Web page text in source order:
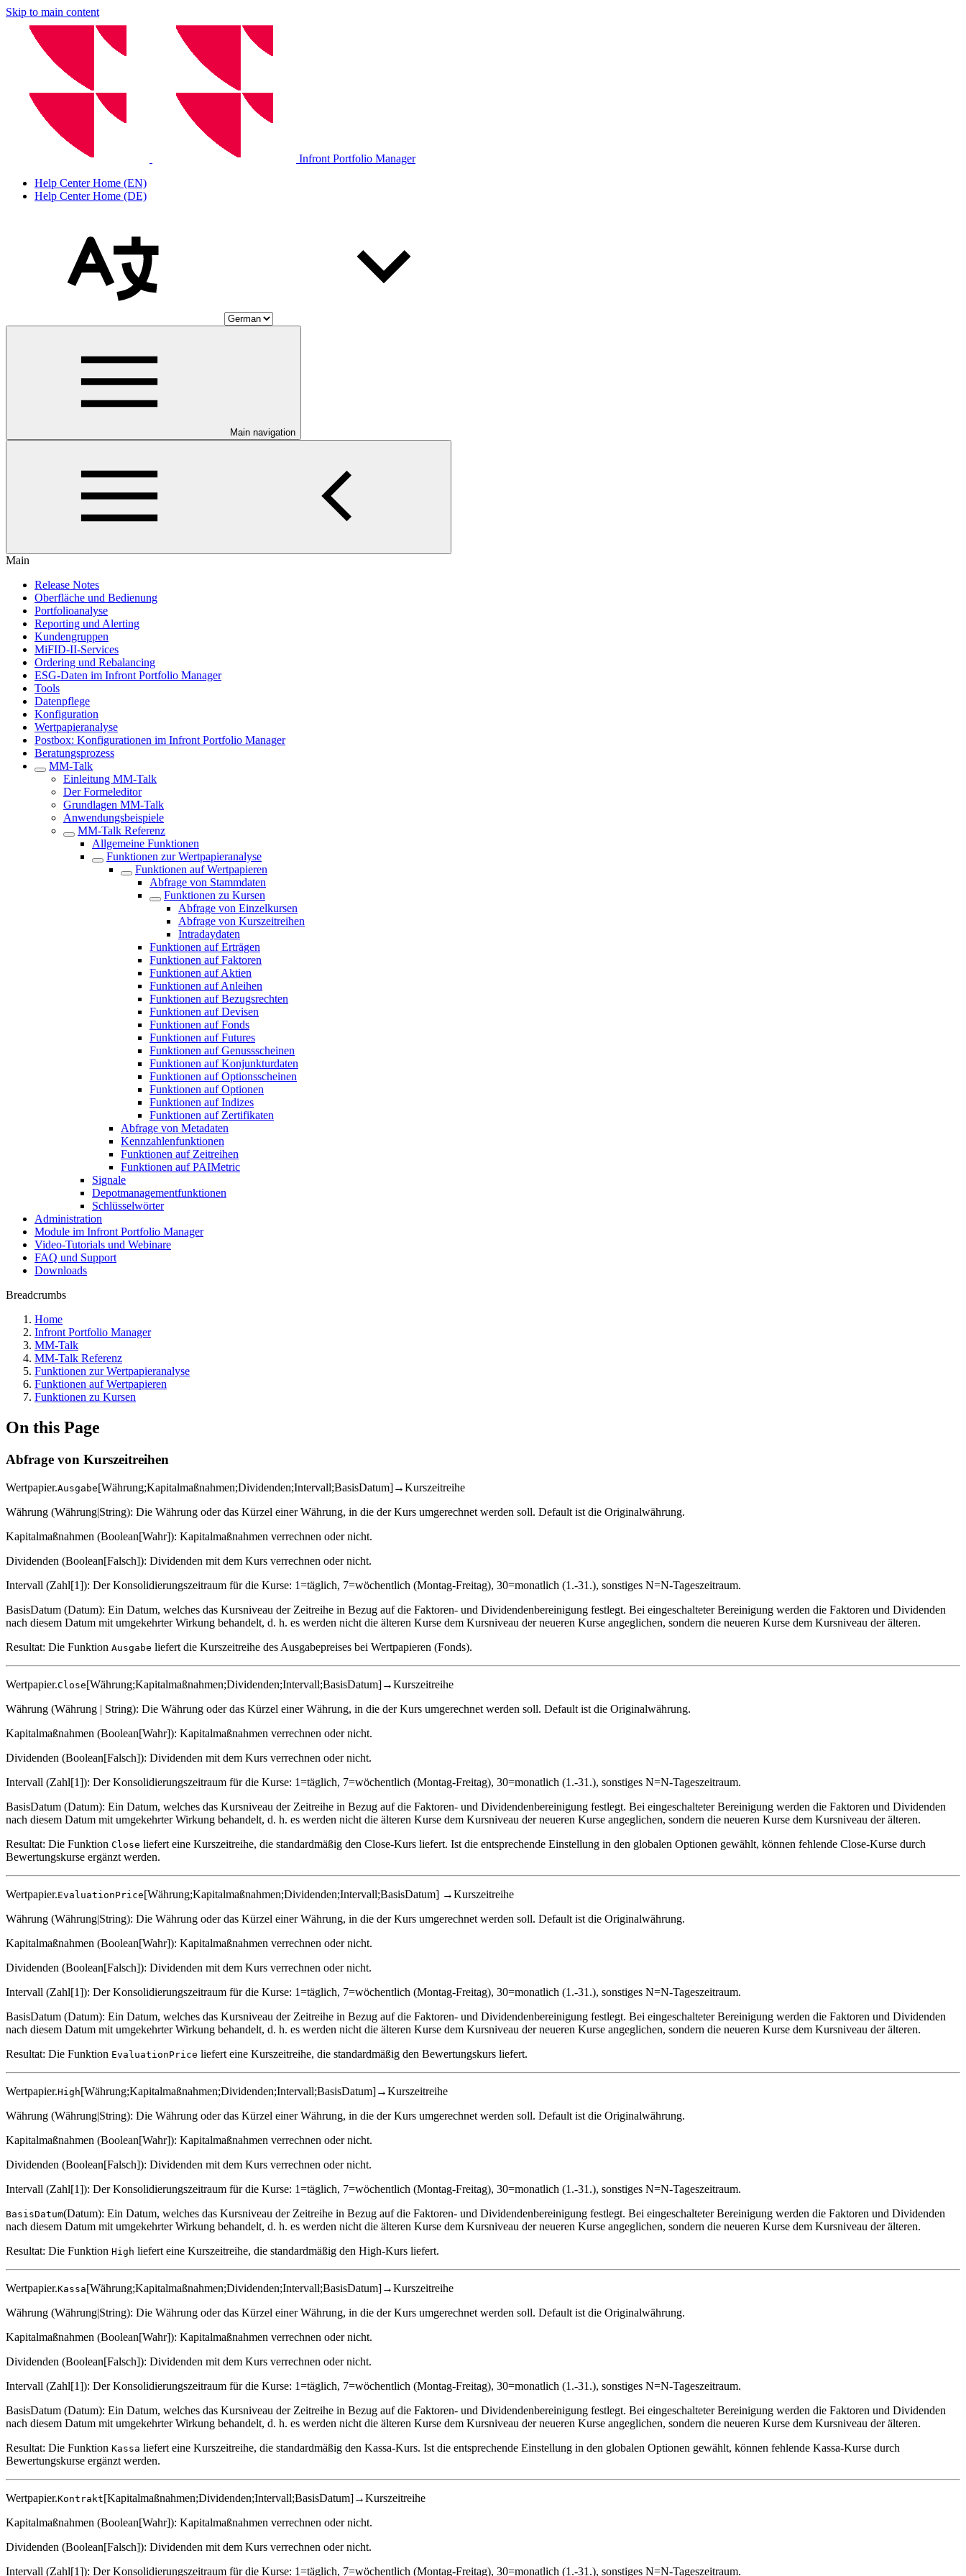
Skip to main content
Infront Portfolio Manager
Help Center Home (EN)
Help Center Home (DE)
Main navigation
Main
Release Notes
Oberfläche und Bedienung
Portfolioanalyse
Reporting und Alerting
Kundengruppen
MiFID-II-Services
Ordering und Rebalancing
ESG-Daten im Infront Portfolio Manager
Tools
Datenpflege
Konfiguration
Wertpapieranalyse
Postbox: Konfigurationen im Infront Portfolio Manager
Beratungsprozess
MM-Talk
Einleitung MM-Talk
Der Formeleditor
Grundlagen MM-Talk
Anwendungsbeispiele
MM-Talk Referenz
Allgemeine Funktionen
Funktionen zur Wertpapieranalyse
Funktionen auf Wertpapieren
Abfrage von Stammdaten
Funktionen zu Kursen
Abfrage von Einzelkursen
Abfrage von Kurszeitreihen
Intradaydaten
Funktionen auf Erträgen
Funktionen auf Faktoren
Funktionen auf Aktien
Funktionen auf Anleihen
Funktionen auf Bezugsrechten
Funktionen auf Devisen
Funktionen auf Fonds
Funktionen auf Futures
Funktionen auf Genussscheinen
Funktionen auf Konjunkturdaten
Funktionen auf Optionsscheinen
Funktionen auf Optionen
Funktionen auf Indizes
Funktionen auf Zertifikaten
Abfrage von Metadaten
Kennzahlenfunktionen
Funktionen auf Zeitreihen
Funktionen auf PAIMetric
Signale
Depotmanagementfunktionen
Schlüsselwörter
Administration
Module im Infront Portfolio Manager
Video-Tutorials und Webinare
FAQ und Support
Downloads
Breadcrumbs
Home
Infront Portfolio Manager
MM-Talk
MM-Talk Referenz
Funktionen zur Wertpapieranalyse
Funktionen auf Wertpapieren
Funktionen zu Kursen
On this Page
Abfrage von Kurszeitreihen
Wertpapier.Ausgabe[Währung;Kapitalmaßnahmen;Dividenden;Intervall;BasisDatum]→Kurszeitreihe
Währung (Währung|String): Die Währung oder das Kürzel einer Währung, in die der Kurs umgerechnet werden soll. Default ist die Originalwährung.
Kapitalmaßnahmen (Boolean[Wahr]): Kapitalmaßnahmen verrechnen oder nicht.
Dividenden (Boolean[Falsch]): Dividenden mit dem Kurs verrechnen oder nicht.
Intervall (Zahl[1]): Der Konsolidierungszeitraum für die Kurse: 1=täglich, 7=wöchentlich (Montag-Freitag), 30=monatlich (1.-31.), sonstiges N=N-Tageszeitraum.
BasisDatum (Datum): Ein Datum, welches das Kursniveau der Zeitreihe in Bezug auf die Faktoren- und Dividendenbereinigung festlegt. Bei eingeschalteter Bereinigung werden die Faktoren und Dividenden
nach diesem Datum mit umgekehrter Wirkung behandelt, d. h. es werden nicht die älteren Kurse dem Kursniveau der neueren Kurse angeglichen, sondern die neueren Kurse dem Kursniveau der älteren.
Resultat: Die Funktion Ausgabe liefert die Kurszeitreihe des Ausgabepreises bei Wertpapieren (Fonds).
Wertpapier.Close[Währung;Kapitalmaßnahmen;Dividenden;Intervall;BasisDatum]→Kurszeitreihe
Währung (Währung | String): Die Währung oder das Kürzel einer Währung, in die der Kurs umgerechnet werden soll. Default ist die Originalwährung.
Kapitalmaßnahmen (Boolean[Wahr]): Kapitalmaßnahmen verrechnen oder nicht.
Dividenden (Boolean[Falsch]): Dividenden mit dem Kurs verrechnen oder nicht.
Intervall (Zahl[1]): Der Konsolidierungszeitraum für die Kurse: 1=täglich, 7=wöchentlich (Montag-Freitag), 30=monatlich (1.-31.), sonstiges N=N-Tageszeitraum.
BasisDatum (Datum): Ein Datum, welches das Kursniveau der Zeitreihe in Bezug auf die Faktoren- und Dividendenbereinigung festlegt. Bei eingeschalteter Bereinigung werden die Faktoren und Dividenden
nach diesem Datum mit umgekehrter Wirkung behandelt, d. h. es werden nicht die älteren Kurse dem Kursniveau der neueren Kurse angeglichen, sondern die neueren Kurse dem Kursniveau der älteren.
Resultat: Die Funktion Close liefert eine Kurszeitreihe, die standardmäßig den Close-Kurs liefert. Ist die entsprechende Einstellung in den globalen Optionen gewählt, können fehlende Close-Kurse durch
Bewertungskurse ergänzt werden.
Wertpapier.EvaluationPrice[Währung;Kapitalmaßnahmen;Dividenden;Intervall;BasisDatum] →Kurszeitreihe
Währung (Währung|String): Die Währung oder das Kürzel einer Währung, in die der Kurs umgerechnet werden soll. Default ist die Originalwährung.
Kapitalmaßnahmen (Boolean[Wahr]): Kapitalmaßnahmen verrechnen oder nicht.
Dividenden (Boolean[Falsch]): Dividenden mit dem Kurs verrechnen oder nicht.
Intervall (Zahl[1]): Der Konsolidierungszeitraum für die Kurse: 1=täglich, 7=wöchentlich (Montag-Freitag), 30=monatlich (1.-31.), sonstiges N=N-Tageszeitraum.
BasisDatum (Datum): Ein Datum, welches das Kursniveau der Zeitreihe in Bezug auf die Faktoren- und Dividendenbereinigung festlegt. Bei eingeschalteter Bereinigung werden die Faktoren und Dividenden
nach diesem Datum mit umgekehrter Wirkung behandelt, d. h. es werden nicht die älteren Kurse dem Kursniveau der neueren Kurse angeglichen, sondern die neueren Kurse dem Kursniveau der älteren.
Resultat: Die Funktion EvaluationPrice liefert eine Kurszeitreihe, die standardmäßig den Bewertungskurs liefert.
Wertpapier.High[Währung;Kapitalmaßnahmen;Dividenden;Intervall;BasisDatum]→Kurszeitreihe
Währung (Währung|String): Die Währung oder das Kürzel einer Währung, in die der Kurs umgerechnet werden soll. Default ist die Originalwährung.
Kapitalmaßnahmen (Boolean[Wahr]): Kapitalmaßnahmen verrechnen oder nicht.
Dividenden (Boolean[Falsch]): Dividenden mit dem Kurs verrechnen oder nicht.
Intervall (Zahl[1]): Der Konsolidierungszeitraum für die Kurse: 1=täglich, 7=wöchentlich (Montag-Freitag), 30=monatlich (1.-31.), sonstiges N=N-Tageszeitraum.
BasisDatum(Datum): Ein Datum, welches das Kursniveau der Zeitreihe in Bezug auf die Faktoren- und Dividendenbereinigung festlegt. Bei eingeschalteter Bereinigung werden die Faktoren und Dividenden
nach diesem Datum mit umgekehrter Wirkung behandelt, d. h. es werden nicht die älteren Kurse dem Kursniveau der neueren Kurse angeglichen, sondern die neueren Kurse dem Kursniveau der älteren.
Resultat: Die Funktion High liefert eine Kurszeitreihe, die standardmäßig den High-Kurs liefert.
Wertpapier.Kassa[Währung;Kapitalmaßnahmen;Dividenden;Intervall;BasisDatum]→Kurszeitreihe
Währung (Währung|String): Die Währung oder das Kürzel einer Währung, in die der Kurs umgerechnet werden soll. Default ist die Originalwährung.
Kapitalmaßnahmen (Boolean[Wahr]): Kapitalmaßnahmen verrechnen oder nicht.
Dividenden (Boolean[Falsch]): Dividenden mit dem Kurs verrechnen oder nicht.
Intervall (Zahl[1]): Der Konsolidierungszeitraum für die Kurse: 1=täglich, 7=wöchentlich (Montag-Freitag), 30=monatlich (1.-31.), sonstiges N=N-Tageszeitraum.
BasisDatum (Datum): Ein Datum, welches das Kursniveau der Zeitreihe in Bezug auf die Faktoren- und Dividendenbereinigung festlegt. Bei eingeschalteter Bereinigung werden die Faktoren und Dividenden
nach diesem Datum mit umgekehrter Wirkung behandelt, d. h. es werden nicht die älteren Kurse dem Kursniveau der neueren Kurse angeglichen, sondern die neueren Kurse dem Kursniveau der älteren.
Resultat: Die Funktion Kassa liefert eine Kurszeitreihe, die standardmäßig den Kassa-Kurs. Ist die entsprechende Einstellung in den globalen Optionen gewählt, können fehlende Kassa-Kurse durch
Bewertungskurse ergänzt werden.
Wertpapier.Kontrakt[Kapitalmaßnahmen;Dividenden;Intervall;BasisDatum]→Kurszeitreihe
Kapitalmaßnahmen (Boolean[Wahr]): Kapitalmaßnahmen verrechnen oder nicht.
Dividenden (Boolean[Falsch]): Dividenden mit dem Kurs verrechnen oder nicht.
Intervall (Zahl[1]): Der Konsolidierungszeitraum für die Kurse: 1=täglich, 7=wöchentlich (Montag-Freitag), 30=monatlich (1.-31.), sonstiges N=N-Tageszeitraum.